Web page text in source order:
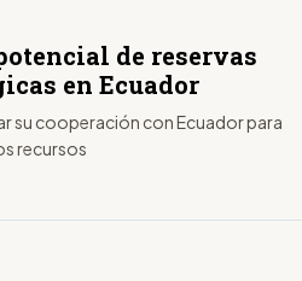
de reservas
en Ecuador
su cooperación con Ecuador para
recursos